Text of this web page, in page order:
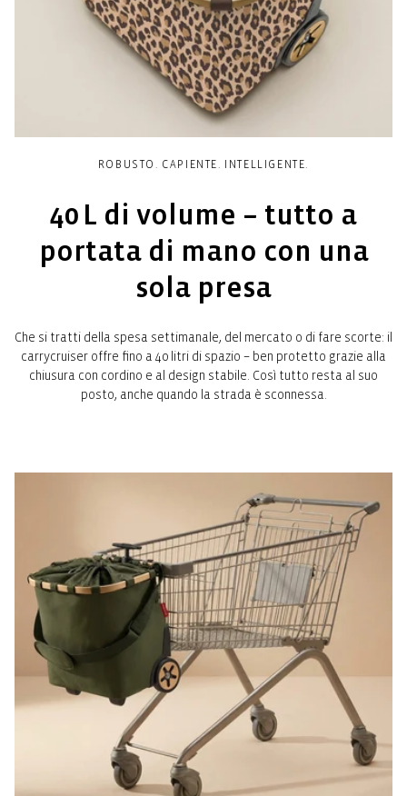
ROBUSTO. CAPIENTE. INTELLIGENTE.
40 L di volume – tutto a
portata di mano con una
sola presa
Che si tratti della spesa settimanale, del mercato o di fare scorte: il
carrycruiser offre fino a 40 litri di spazio – ben protetto grazie alla
chiusura con cordino e al design stabile. Così tutto resta al suo
posto, anche quando la strada è sconnessa.